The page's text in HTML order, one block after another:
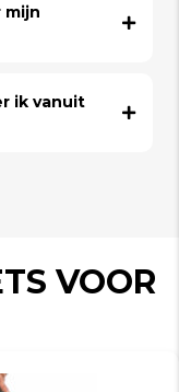
mijn
ik vanuit
VOOR